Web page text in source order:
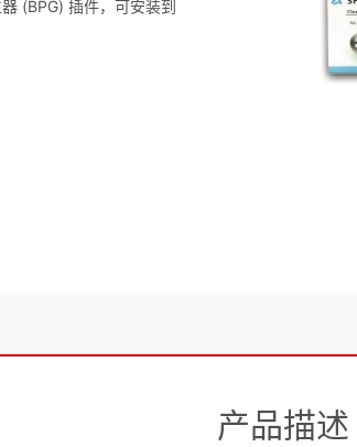
(BPG) 插件，可安装到
产品描述